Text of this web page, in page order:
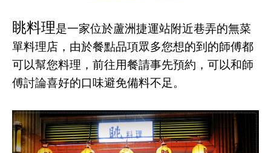
眺料理是一家位於蘆洲捷運站附近巷弄的無菜
單料理店 ，由於餐點品項眾多您想的到的師傅都
可以幫您料理，前往用餐請事先預約，可以和師
傅討論喜好的口味避免備料不足。